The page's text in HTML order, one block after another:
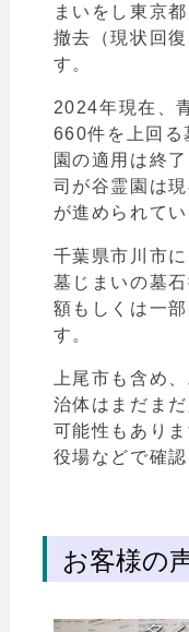
まいをし東京
撤去（現状回
す。
2024年現在、
660件を上回る
園の適用は終
司が谷霊園は
が進められてい
千葉県市川市
墓じまいの墓
額もしくは一
す。
上尾市も含め
治体はまだま
可能性もあり
役場などで確
お客様の